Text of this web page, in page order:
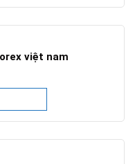
việt nam